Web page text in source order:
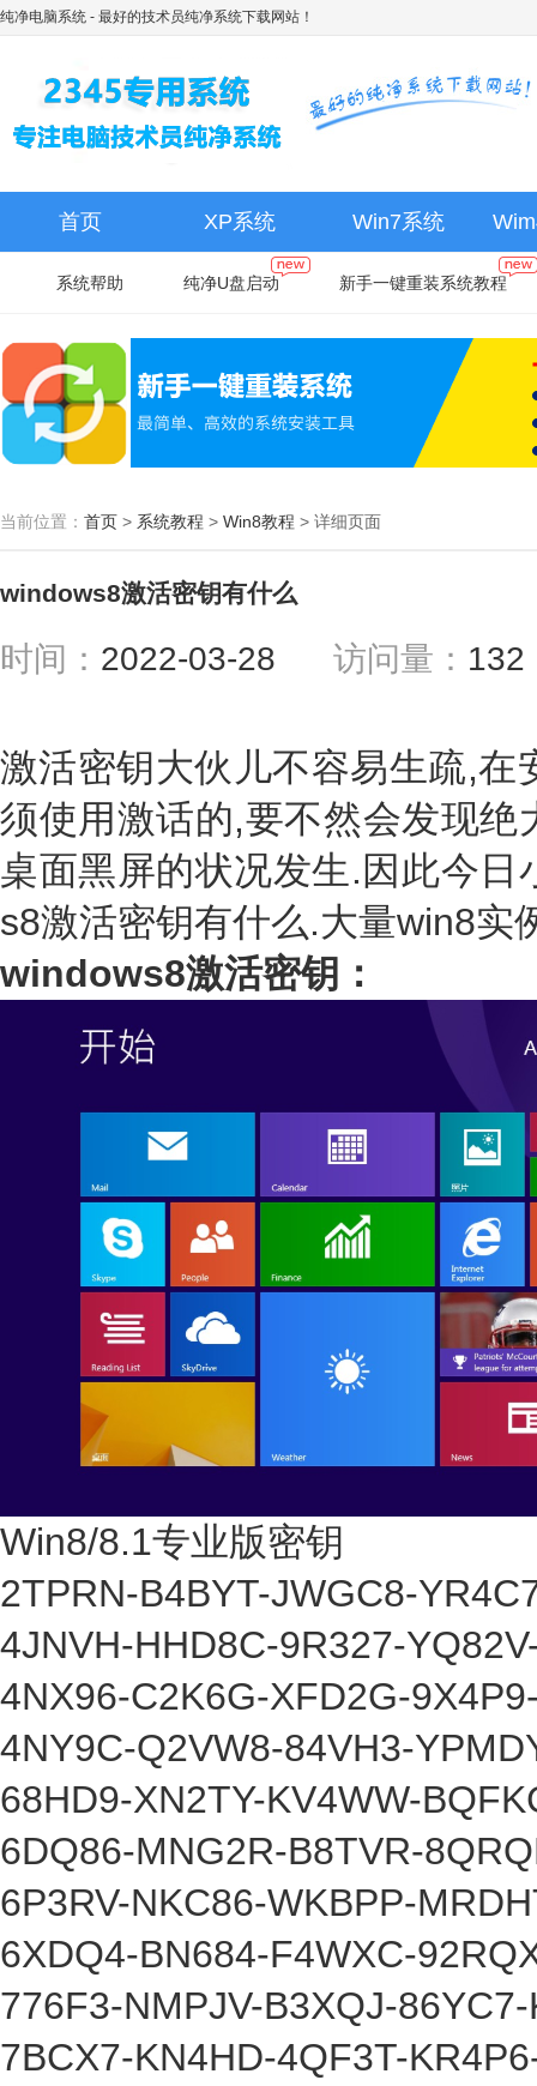
纯净电脑系统 - 最好的技术员纯净系统下载网站！
首页 XP系统 Win7系统
系统帮助 纯净U盘启动 新手一键重装系统教程
当前位置： 首页 > 系统教程 > Win8教程 > 详细页面
windows8激活密钥有什么
时间： 2022-03-28 访问量：
激活密钥大伙儿不容易生疏,在
须使用激话的,要不然会发现绝
桌面黑屏的状况发生.因此今日
s8激活密钥有什么.大量win8实
windows8激活密钥：
Win8/8.1专业版密钥
2TPRN-B4BYT-JWGC8-
4JNVH-HHD8C-9R327-
4NX96-C2K6G-XFD2G-
4NY9C-Q2VW8-84VH3-
68HD9-XN2TY-KV4WW-
6DQ86-MNG2R-B8TVR-
6P3RV-NKC86-WKBPP-
6XDQ4-BN684-F4WXC-
776F3-NMPJV-B3XQJ-
7BCX7-KN4HD-4QF3T-